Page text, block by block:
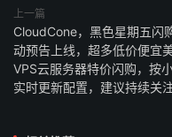
上一篇
CloudCone，黑色星期五闪
动预告上线，超多低价便宜
VPS云服务器特价闪购，按
实时更新配置，建议持续关